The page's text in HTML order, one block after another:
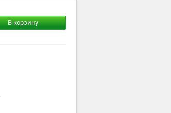
В корзину